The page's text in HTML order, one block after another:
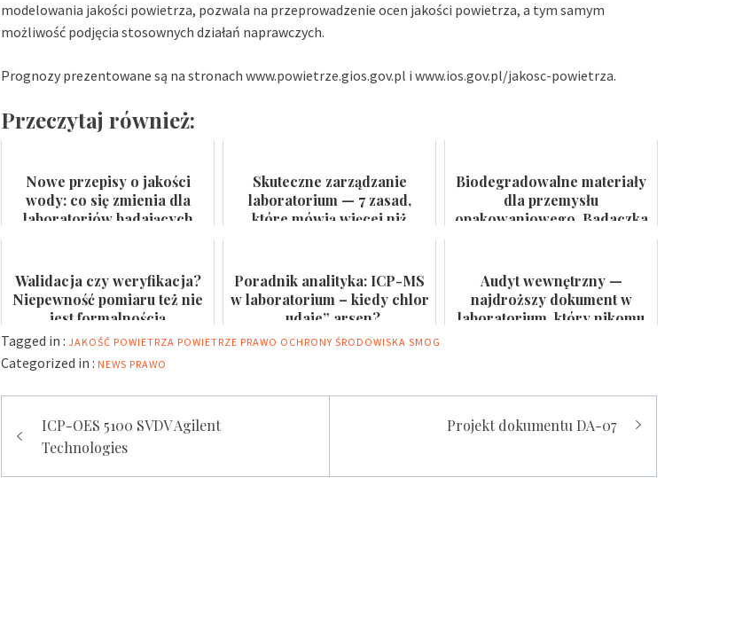
modelowania jakości powietrza, pozwala na przeprowadzenie ocen jakości powietrza, a tym samym
możliwość podjęcia stosownych działań naprawczych.
Prognozy prezentowane są na stronachwww.powietrze.gios.gov.pl iwww.ios.gov.pl/jakosc-powietrza.
Przeczytaj również:
Nowe przepisy o jakości
wody: co się zmienia dla
laboratoriów badających
Skuteczne zarządzanie
laboratorium — 7 zasad,
które mówią więcej niż
Biodegradowalne materiały
dla przemysłu
opakowaniowego. Badaczka
Walidacja czy weryfikacja?
Niepewność pomiaru też nie
jest formalnością
Poradnik analityka: ICP-MS
w laboratorium – kiedy chlor
„udaje” arsen?
Audyt wewnętrzny —
najdroższy dokument w
laboratorium, który nikomu
Tagged in : JAKOŚĆ POWIETRZA POWIETRZE PRAWO OCHRONY ŚRODOWISKA SMOG
Categorized in : NEWS PRAWO
wpisu
ICP-OES 5100 SVDV Agilent
Technologies
Projekt dokumentu DA-07